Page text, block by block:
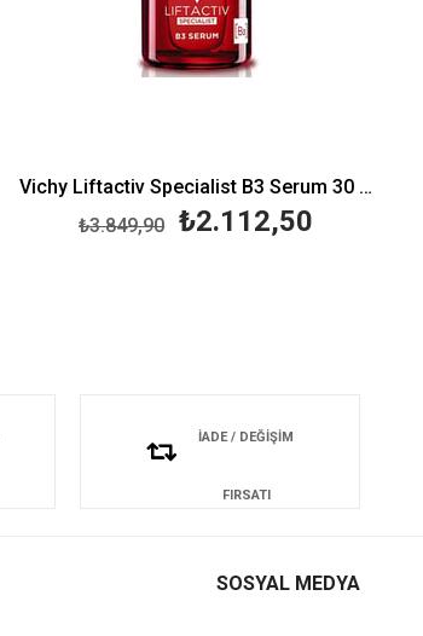
Vichy Liftactiv Specialist B3 Serum 30 ml
₺2.112,50
₺3.849,90
İADE / DEĞİŞİM
FIRSATI
SOSYAL MEDYA